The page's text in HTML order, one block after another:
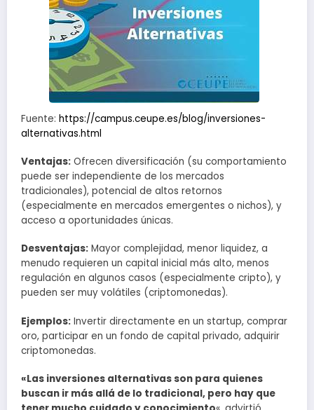
Fuente: https://campus.ceupe.es/blog/inversiones-
alternativas.html
Ventajas: Ofrecen diversificación (su comportamiento
puede ser independiente de los mercados
tradicionales), potencial de altos retornos
(especialmente en mercados emergentes o nichos), y
acceso a oportunidades únicas.
Desventajas: Mayor complejidad, menor liquidez, a
menudo requieren un capital inicial más alto, menos
regulación en algunos casos (especialmente cripto), y
pueden ser muy volátiles (criptomonedas).
Ejemplos: Invertir directamente en un startup, comprar
oro, participar en un fondo de capital privado, adquirir
criptomonedas.
«Las inversiones alternativas son para quienes
buscan ir más allá de lo tradicional, pero hay que